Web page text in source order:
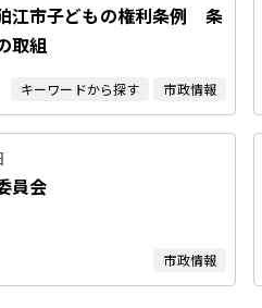
江市子どもの権利条例 条
取組
キーワードから探す 市政情報
員会
市政情報